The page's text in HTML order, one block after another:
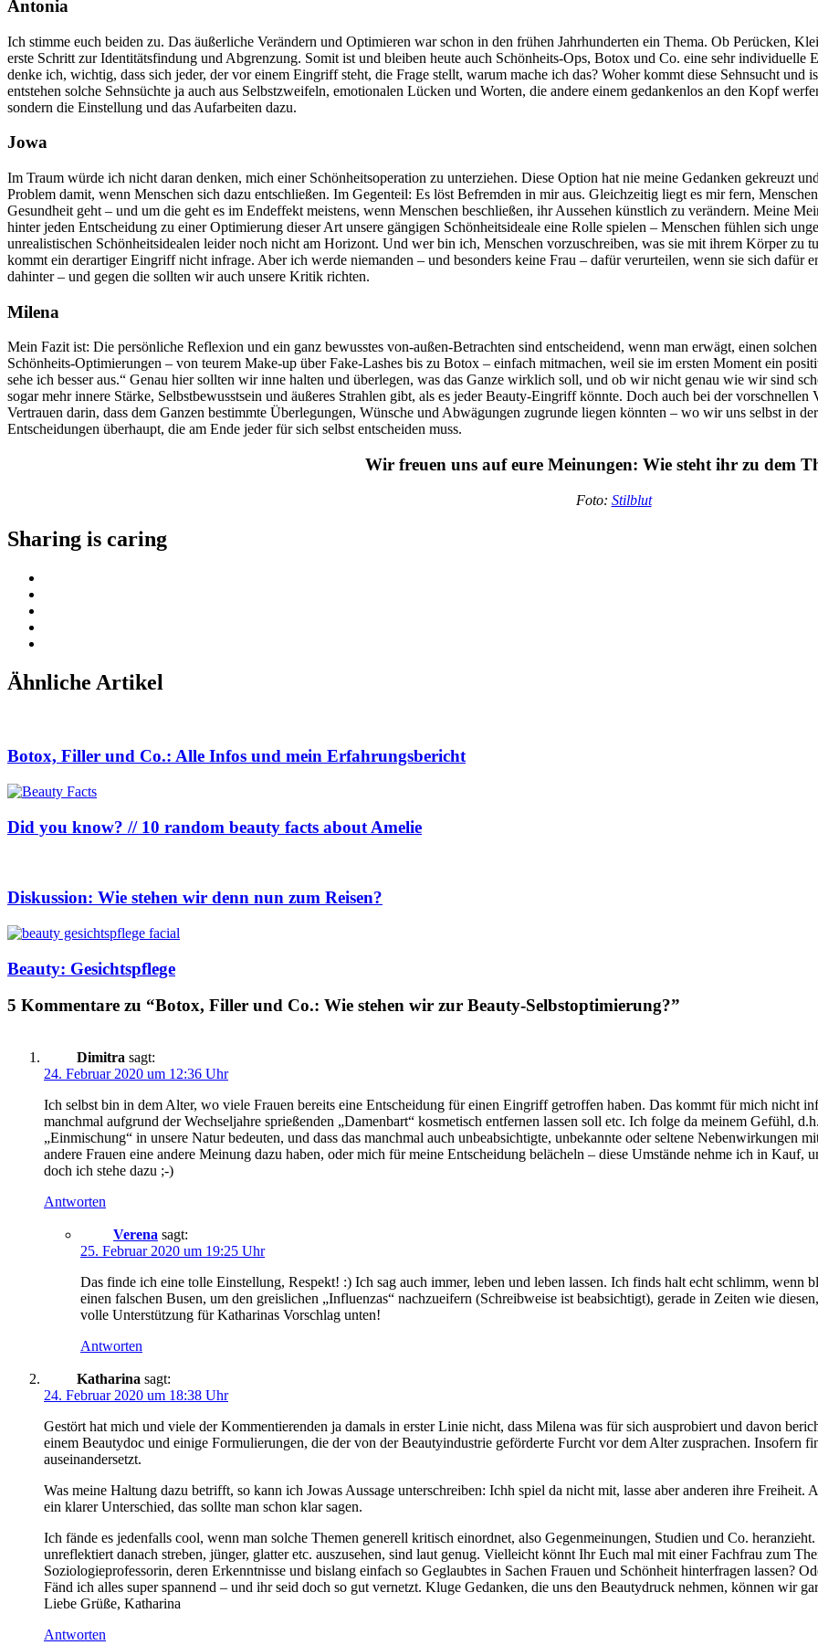
Antonia
Ich stimme euch beiden zu. Das äußerliche Verändern und Optimieren war schon in den frühen Jahrhunderten ein Thema. Ob Perücken,
erste Schritt zur Identitätsfindung und Abgrenzung. Somit ist und bleiben heute auch Schönheits-Ops, Botox und Co. eine sehr individuelle
denke ich, wichtig, dass sich jeder, der vor einem Eingriff steht, die Frage stellt, warum mache ich das? Woher kommt diese Sehnsucht und
entstehen solche Sehnsüchte ja auch aus Selbstzweifeln, emotionalen Lücken und Worten, die andere einem gedankenlos an den Kopf
sondern die Einstellung und das Aufarbeiten dazu.
Jowa
Im Traum würde ich nicht daran denken, mich einer Schönheitsoperation zu unterziehen. Diese Option hat nie meine Gedanken gekreuzt
Problem damit, wenn Menschen sich dazu entschließen. Im Gegenteil: Es löst Befremden in mir aus. Gleichzeitig liegt es mir fern,
Gesundheit geht – und um die geht es im Endeffekt meistens, wenn Menschen beschließen, ihr Aussehen künstlich zu verändern. Meine
hinter jeden Entscheidung zu einer Optimierung dieser Art unsere gängigen Schönheitsideale eine Rolle spielen – Menschen fühlen sich
unrealistischen Schönheitsidealen leider noch nicht am Horizont. Und wer bin ich, Menschen vorzuschreiben, was sie mit ihrem Körper zu
kommt ein derartiger Eingriff nicht infrage. Aber ich werde niemanden – und besonders keine Frau – dafür verurteilen, wenn sie sich dafür
dahinter – und gegen die sollten wir auch unsere Kritik richten.
Milena
Mein Fazit ist: Die persönliche Reflexion und ein ganz bewusstes von-außen-Betrachten sind entscheidend, wenn man erwägt, einen
Schönheits-Optimierungen – von teurem Make-up über Fake-Lashes bis zu Botox – einfach mitmachen, weil sie im ersten Moment ein
sehe ich besser aus.“ Genau hier sollten wir inne halten und überlegen, was das Ganze wirklich soll, und ob wir nicht genau wie wir sind
sogar mehr innere Stärke, Selbstbewusstsein und äußeres Strahlen gibt, als es jeder Beauty-Eingriff könnte. Doch auch bei der
Vertrauen darin, dass dem Ganzen bestimmte Überlegungen, Wünsche und Abwägungen zugrunde liegen könnten – wo wir uns selbst in
Entscheidungen überhaupt, die am Ende jeder für sich selbst entscheiden muss.
Wir freuen uns auf eure Meinungen: Wie steht ihr zu dem
Foto: Stilblut
Sharing is caring
Ähnliche Artikel
Botox, Filler und Co.: Alle Infos und mein Erfahrungsbericht
Did you know? // 10 random beauty facts about Amelie
Diskussion: Wie stehen wir denn nun zum Reisen?
Beauty: Gesichtspflege
5 Kommentare zu “Botox, Filler und Co.: Wie stehen wir zur Beauty-Selbstoptimierung?”
Dimitra sagt:
24. Februar 2020 um 12:36 Uhr
Ich selbst bin in dem Alter, wo viele Frauen bereits eine Entscheidung für einen Eingriff getroffen haben. Das kommt für mich nicht
manchmal aufgrund der Wechseljahre sprießenden „Damenbart“ kosmetisch entfernen lassen soll etc. Ich folge da meinem Gefühl,
„Einmischung“ in unsere Natur bedeuten, und dass das manchmal auch unbeabsichtigte, unbekannte oder seltene Nebenwirkungen
andere Frauen eine andere Meinung dazu haben, oder mich für meine Entscheidung belächeln – diese Umstände nehme ich in
doch ich stehe dazu ;-)
Antworten
Verena sagt:
25. Februar 2020 um 19:25 Uhr
Das finde ich eine tolle Einstellung, Respekt! :) Ich sag auch immer, leben und leben lassen. Ich finds halt echt schlimm, wenn
einen falschen Busen, um den greislichen „Influenzas“ nachzueifern (Schreibweise ist beabsichtigt), gerade in Zeiten wie
volle Unterstützung für Katharinas Vorschlag unten!
Antworten
Katharina sagt:
24. Februar 2020 um 18:38 Uhr
Gestört hat mich und viele der Kommentierenden ja damals in erster Linie nicht, dass Milena was für sich ausprobiert und davon
einem Beautydoc und einige Formulierungen, die der von der Beautyindustrie geförderte Furcht vor dem Alter zusprachen. Insofern
auseinandersetzt.
Was meine Haltung dazu betrifft, so kann ich Jowas Aussage unterschreiben: Ichh spiel da nicht mit, lasse aber anderen ihre
ein klarer Unterschied, das sollte man schon klar sagen.
Ich fände es jedenfalls cool, wenn man solche Themen generell kritisch einordnet, also Gegenmeinungen, Studien und Co.
unreflektiert danach streben, jünger, glatter etc. auszusehen, sind laut genug. Vielleicht könnt Ihr Euch mal mit einer Fachfrau zum
Soziologieprofessorin, deren Erkenntnisse und bislang einfach so Geglaubtes in Sachen Frauen und Schönheit hinterfragen lassen?
Fänd ich alles super spannend – und ihr seid doch so gut vernetzt. Kluge Gedanken, die uns den Beautydruck nehmen, können wir
Liebe Grüße, Katharina
Antworten